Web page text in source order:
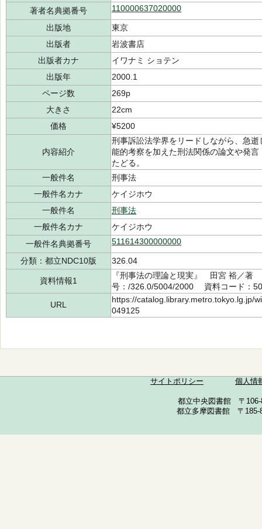
著者名典拠番号
110000637020000
出版地
東京
出版者
岩波書店
出版者カナ
イワナミ ショテン
出版年
2000.1
ページ数
269p
大きさ
22cm
価格
¥5200
内容紹介
刑事訴訟法学界をリードしながら、急
能的考察を加えた刑法関係の論文や発
たどる。
一般件名
刑事法
一般件名カナ
ケイジホウ
一般件名
刑事法
一般件名カナ
ケイジホウ
一般件名典拠番号
511614300000000
分類：都立NDC10版 326.04
資料情報1
『刑事法の理論と現実』 田宮 裕／
号：/326.0/5004/2000 資料コード：
URL
https://catalog.library.metro.tokyo.lg.jp/
049125
サイトポリシー 個人情
都立中央図書館 〒
都立多摩図書館 〒185-